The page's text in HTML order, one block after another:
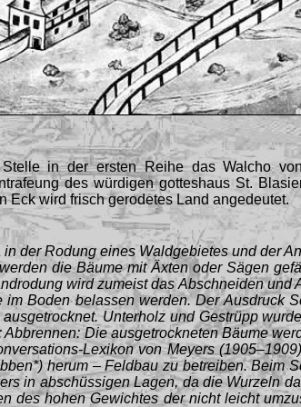
in der ersten Reihe das Walcho
des würdigen gotteshaus St.
Eck wird frisch gerodetes Land angedeutet.
der Rodung eines Waldgebietes und der
die Bäume mit Äxten oder Sägen
wird zumeist das Abschneiden und
Boden belassen werden. Der Ausdruck
Unterholz und Gestrüpp
Die ausgetrockneten Bäume
Lexikon von Meyers
herum – Feldbau zu betreiben. Beim
in abschüssigen Lagen, da die Wurzeln
des hohen Gewichtes der nicht leicht